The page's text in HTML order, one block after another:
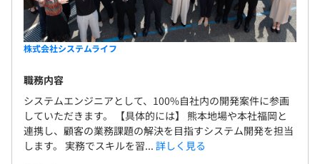
株式会社システムライフ
職務内容
システムエンジニアとして、100%自社内の開発案件に参画
していただきます。 【具体的には】 熊本地場や本社福岡と
連携し、顧客の業務課題の解決を目指すシステム開発を担当
します。 実務でスキルを習... 詳しく見る